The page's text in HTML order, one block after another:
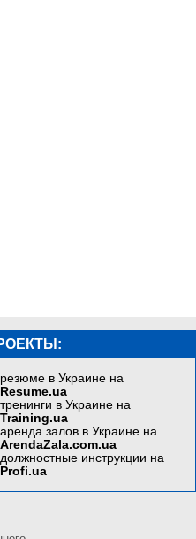
резюме в Украине на
Resume.ua
тренинги в Украине на
Training.ua
аренда залов в Украине на
ArendaZala.com.ua
должностные инструкции на
Profi.ua